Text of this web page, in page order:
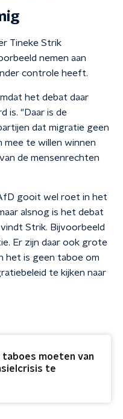
Tineke Strik
nemen aan
controle heeft.
het debat daar
is. "Daar is de
dat migratie geen
te willen winnen
de mensenrechten
gooit wel roet in het
alsnog is het debat
Strik. Bijvoorbeeld
Er zijn daar ook grote
het is geen taboe om
te kijken naar
taboes moeten van
te